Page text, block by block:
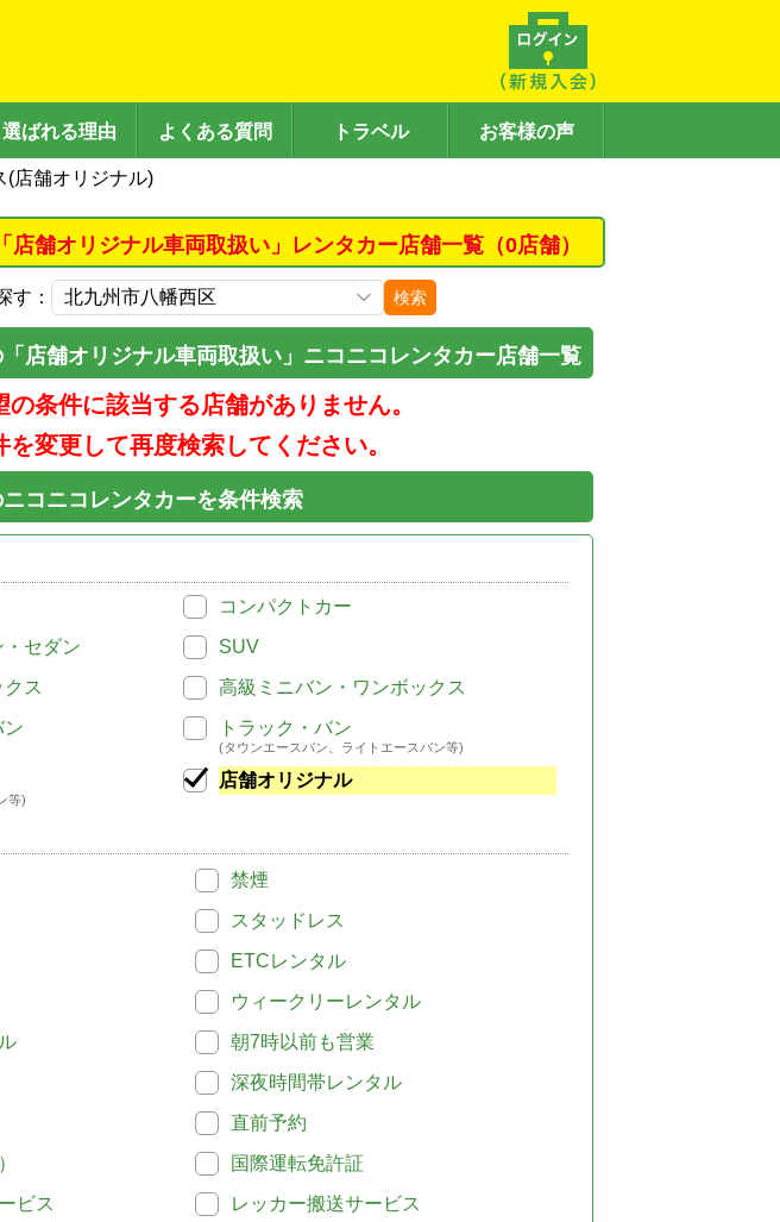
選ばれる理由 よくある質問 トラベル お客様の声
(店舗オリジナル)
店舗オリジナル車両取扱い」レンタカー店舗一覧（0店舗）
す： 検索
店舗オリジナル車両取扱い」ニコニコレンタカー店舗一覧
の条件に該当する店舗がありません。
を変更して再度検索してください。
コニコレンタカーを条件検索
コンパクトカー
セダン
SUV
ス
高級ミニバン・ワンボックス
ン
トラック・バン
(タウンエースバン、ライトエースバン等)
等)
店舗オリジナル
禁煙
スタッドレス
ETCレンタル
ウィークリーレンタル
朝7時以前も営業
深夜時間帯レンタル
直前予約
国際運転免許証
ビス
レッカー搬送サービス